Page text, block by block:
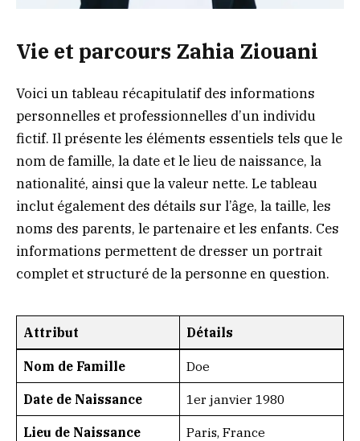
Vie et parcours Zahia Ziouani
Voici un tableau récapitulatif des informations
personnelles et professionnelles d’un individu
fictif. Il présente les éléments essentiels tels que le
nom de famille, la date et le lieu de naissance, la
nationalité, ainsi que la valeur nette. Le tableau
inclut également des détails sur l’âge, la taille, les
noms des parents, le partenaire et les enfants. Ces
informations permettent de dresser un portrait
complet et structuré de la personne en question.
Attribut Détails
Nom de Famille Doe
Date de Naissance 1er janvier 1980
Lieu de Naissance Paris, France